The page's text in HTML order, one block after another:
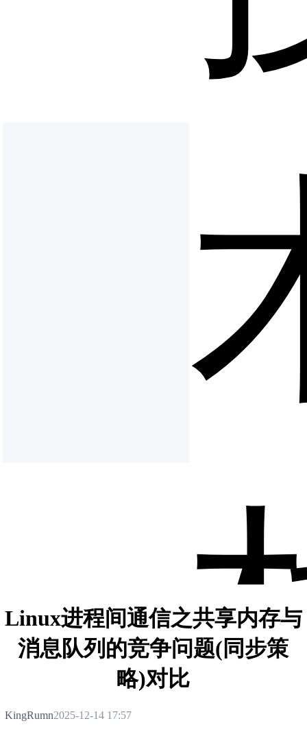
Linux进程间通信之共享内存与
消息队列的竞争问题(同步策
略)对比
KingRumn2025-12-14 17:57